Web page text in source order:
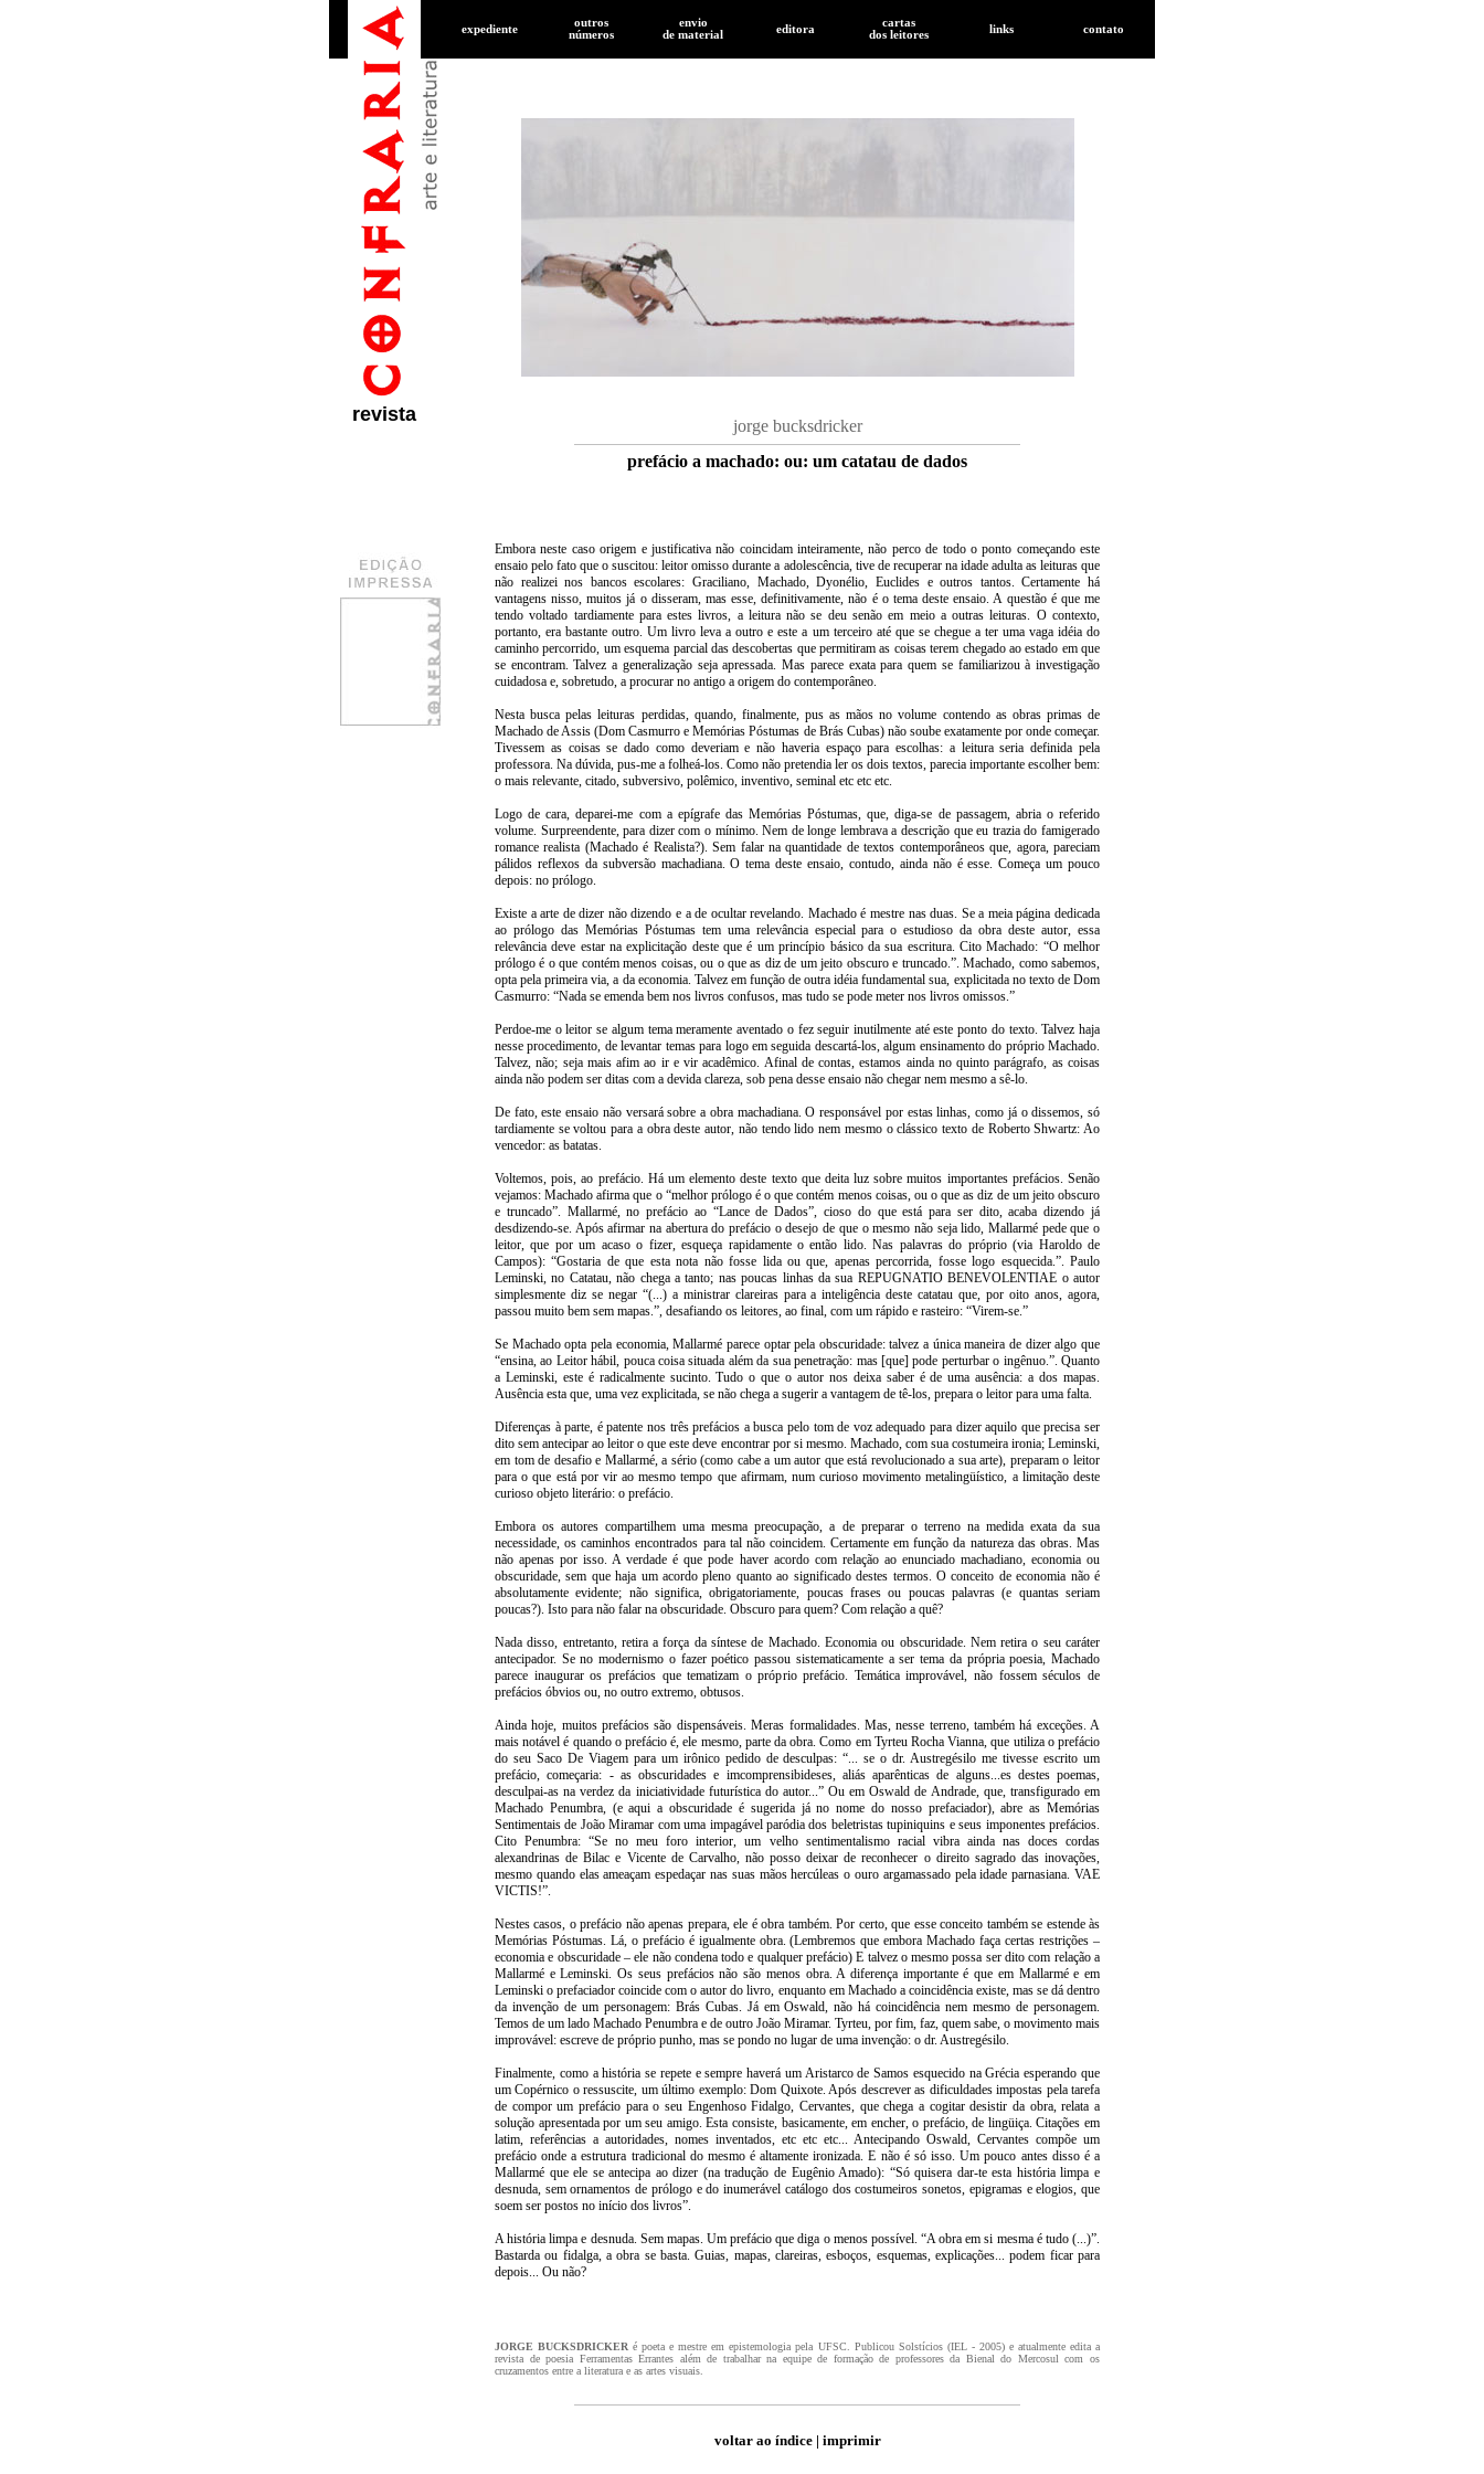
revista
expediente
outros
números
envio
de material editora
cartas
dos leitores
links contato
jorge bucksdricker
prefácio a machado: ou: um catatau de dados
Embora neste caso origem e justificativa não coincidam inteiramente, não perco de todo o ponto começando este
ensaio pelo fato que o suscitou: leitor omisso durante a adolescência, tive de recuperar na idade adulta as leituras que
não realizei nos bancos escolares: Graciliano, Machado, Dyonélio, Euclides e outros tantos. Certamente há
vantagens nisso, muitos já o disseram, mas esse, definitivamente, não é o tema deste ensaio. A questão é que me
tendo voltado tardiamente para estes livros, a leitura não se deu senão em meio a outras leituras. O contexto,
portanto, era bastante outro. Um livro leva a outro e este a um terceiro até que se chegue a ter uma vaga idéia do
caminho percorrido, um esquema parcial das descobertas que permitiram as coisas terem chegado ao estado em que
se encontram. Talvez a generalização seja apressada. Mas parece exata para quem se familiarizou à investigação
cuidadosa e, sobretudo, a procurar no antigo a origem do contemporâneo.
Nesta busca pelas leituras perdidas, quando, finalmente, pus as mãos no volume contendo as obras primas de
Machado de Assis (Dom Casmurro e Memórias Póstumas de Brás Cubas) não soube exatamente por onde começar.
Tivessem as coisas se dado como deveriam e não haveria espaço para escolhas: a leitura seria definida pela
professora. Na dúvida, pus-me a folheá-los. Como não pretendia ler os dois textos, parecia importante escolher bem:
o mais relevante, citado, subversivo, polêmico, inventivo, seminal etc etc etc.
Logo de cara, deparei-me com a epígrafe das Memórias Póstumas, que, diga-se de passagem, abria o referido
volume. Surpreendente, para dizer com o mínimo. Nem de longe lembrava a descrição que eu trazia do famigerado
romance realista (Machado é Realista?). Sem falar na quantidade de textos contemporâneos que, agora, pareciam
pálidos reflexos da subversão machadiana. O tema deste ensaio, contudo, ainda não é esse. Começa um pouco
depois: no prólogo.
Existe a arte de dizer não dizendo e a de ocultar revelando. Machado é mestre nas duas. Se a meia página dedicada
ao prólogo das Memórias Póstumas tem uma relevância especial para o estudioso da obra deste autor, essa
relevância deve estar na explicitação deste que é um princípio básico da sua escritura. Cito Machado: “O melhor
prólogo é o que contém menos coisas, ou o que as diz de um jeito obscuro e truncado.”. Machado, como sabemos,
opta pela primeira via, a da economia. Talvez em função de outra idéia fundamental sua, explicitada no texto de Dom
Casmurro: “Nada se emenda bem nos livros confusos, mas tudo se pode meter nos livros omissos.”
Perdoe-me o leitor se algum tema meramente aventado o fez seguir inutilmente até este ponto do texto. Talvez haja
nesse procedimento, de levantar temas para logo em seguida descartá-los, algum ensinamento do próprio Machado.
Talvez, não; seja mais afim ao ir e vir acadêmico. Afinal de contas, estamos ainda no quinto parágrafo, as coisas
ainda não podem ser ditas com a devida clareza, sob pena desse ensaio não chegar nem mesmo a sê-lo.
De fato, este ensaio não versará sobre a obra machadiana. O responsável por estas linhas, como já o dissemos, só
tardiamente se voltou para a obra deste autor, não tendo lido nem mesmo o clássico texto de Roberto Shwartz: Ao
vencedor: as batatas.
Voltemos, pois, ao prefácio. Há um elemento deste texto que deita luz sobre muitos importantes prefácios. Senão
vejamos: Machado afirma que o “melhor prólogo é o que contém menos coisas, ou o que as diz de um jeito obscuro
e truncado”. Mallarmé, no prefácio ao “Lance de Dados”, cioso do que está para ser dito, acaba dizendo já
desdizendo-se. Após afirmar na abertura do prefácio o desejo de que o mesmo não seja lido, Mallarmé pede que o
leitor, que por um acaso o fizer, esqueça rapidamente o então lido. Nas palavras do próprio (via Haroldo de
Campos): “Gostaria de que esta nota não fosse lida ou que, apenas percorrida, fosse logo esquecida.”. Paulo
Leminski, no Catatau, não chega a tanto; nas poucas linhas da sua REPUGNATIO BENEVOLENTIAE o autor
simplesmente diz se negar “(...) a ministrar clareiras para a inteligência deste catatau que, por oito anos, agora,
passou muito bem sem mapas.”, desafiando os leitores, ao final, com um rápido e rasteiro: “Virem-se.”
Se Machado opta pela economia, Mallarmé parece optar pela obscuridade: talvez a única maneira de dizer algo que
“ensina, ao Leitor hábil, pouca coisa situada além da sua penetração: mas [que] pode perturbar o ingênuo.”. Quanto
a Leminski, este é radicalmente sucinto. Tudo o que o autor nos deixa saber é de uma ausência: a dos mapas.
Ausência esta que, uma vez explicitada, se não chega a sugerir a vantagem de tê-los, prepara o leitor para uma falta.
Diferenças à parte, é patente nos três prefácios a busca pelo tom de voz adequado para dizer aquilo que precisa ser
dito sem antecipar ao leitor o que este deve encontrar por si mesmo. Machado, com sua costumeira ironia; Leminski,
em tom de desafio e Mallarmé, a sério (como cabe a um autor que está revolucionado a sua arte), preparam o leitor
para o que está por vir ao mesmo tempo que afirmam, num curioso movimento metalingüístico, a limitação deste
curioso objeto literário: o prefácio.
Embora os autores compartilhem uma mesma preocupação, a de preparar o terreno na medida exata da sua
necessidade, os caminhos encontrados para tal não coincidem. Certamente em função da natureza das obras. Mas
não apenas por isso. A verdade é que pode haver acordo com relação ao enunciado machadiano, economia ou
obscuridade, sem que haja um acordo pleno quanto ao significado destes termos. O conceito de economia não é
absolutamente evidente; não significa, obrigatoriamente, poucas frases ou poucas palavras (e quantas seriam
poucas?). Isto para não falar na obscuridade. Obscuro para quem? Com relação a quê?
Nada disso, entretanto, retira a força da síntese de Machado. Economia ou obscuridade. Nem retira o seu caráter
antecipador. Se no modernismo o fazer poético passou sistematicamente a ser tema da própria poesia, Machado
parece inaugurar os prefácios que tematizam o próprio prefácio. Temática improvável, não fossem séculos de
prefácios óbvios ou, no outro extremo, obtusos.
Ainda hoje, muitos prefácios são dispensáveis. Meras formalidades. Mas, nesse terreno, também há exceções. A
mais notável é quando o prefácio é, ele mesmo, parte da obra. Como em Tyrteu Rocha Vianna, que utiliza o prefácio
do seu Saco De Viagem para um irônico pedido de desculpas: “... se o dr. Austregésilo me tivesse escrito um
prefácio, começaria: - as obscuridades e imcomprensibideses, aliás aparênticas de alguns...es destes poemas,
desculpai-as na verdez da iniciatividade futurística do autor...” Ou em Oswald de Andrade, que, transfigurado em
Machado Penumbra, (e aqui a obscuridade é sugerida já no nome do nosso prefaciador), abre as Memórias
Sentimentais de João Miramar com uma impagável paródia dos beletristas tupiniquins e seus imponentes prefácios.
Cito Penumbra: “Se no meu foro interior, um velho sentimentalismo racial vibra ainda nas doces cordas
alexandrinas de Bilac e Vicente de Carvalho, não posso deixar de reconhecer o direito sagrado das inovações,
mesmo quando elas ameaçam espedaçar nas suas mãos hercúleas o ouro argamassado pela idade parnasiana. VAE
VICTIS!”.
Nestes casos, o prefácio não apenas prepara, ele é obra também. Por certo, que esse conceito também se estende às
Memórias Póstumas. Lá, o prefácio é igualmente obra. (Lembremos que embora Machado faça certas restrições –
economia e obscuridade – ele não condena todo e qualquer prefácio) E talvez o mesmo possa ser dito com relação a
Mallarmé e Leminski. Os seus prefácios não são menos obra. A diferença importante é que em Mallarmé e em
Leminski o prefaciador coincide com o autor do livro, enquanto em Machado a coincidência existe, mas se dá dentro
da invenção de um personagem: Brás Cubas. Já em Oswald, não há coincidência nem mesmo de personagem.
Temos de um lado Machado Penumbra e de outro João Miramar. Tyrteu, por fim, faz, quem sabe, o movimento mais
improvável: escreve de próprio punho, mas se pondo no lugar de uma invenção: o dr. Austregésilo.
Finalmente, como a história se repete e sempre haverá um Aristarco de Samos esquecido na Grécia esperando que
um Copérnico o ressuscite, um último exemplo: Dom Quixote. Após descrever as dificuldades impostas pela tarefa
de compor um prefácio para o seu Engenhoso Fidalgo, Cervantes, que chega a cogitar desistir da obra, relata a
solução apresentada por um seu amigo. Esta consiste, basicamente, em encher, o prefácio, de lingüiça. Citações em
latim, referências a autoridades, nomes inventados, etc etc etc... Antecipando Oswald, Cervantes compõe um
prefácio onde a estrutura tradicional do mesmo é altamente ironizada. E não é só isso. Um pouco antes disso é a
Mallarmé que ele se antecipa ao dizer (na tradução de Eugênio Amado): “Só quisera dar-te esta história limpa e
desnuda, sem ornamentos de prólogo e do inumerável catálogo dos costumeiros sonetos, epigramas e elogios, que
soem ser postos no início dos livros”.
A história limpa e desnuda. Sem mapas. Um prefácio que diga o menos possível. “A obra em si mesma é tudo (...)”.
Bastarda ou fidalga, a obra se basta. Guias, mapas, clareiras, esboços, esquemas, explicações... podem ficar para
depois... Ou não?
JORGE BUCKSDRICKER é poeta e mestre em epistemologia pela UFSC. Publicou Solstícios (IEL - 2005) e atualmente edita a
revista de poesia Ferramentas Errantes além de trabalhar na equipe de formação de professores da Bienal do Mercosul com os
cruzamentos entre a literatura e as artes visuais.
voltar ao índice| imprimir